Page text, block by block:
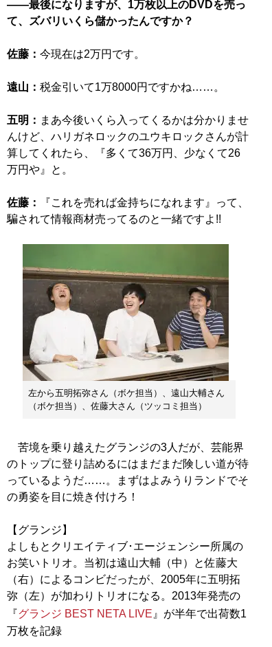
――最後になりますが、1万枚以上のDVDを売っ
て、ズバリいくら儲かったんですか？
佐藤： 今現在は2万円です。
遠山： 税金引いて1万8000円ですかね……。
五明： まあ今後いくら入ってくるかは分かりませ
んけど、ハリガネロックのユウキロックさんが計
算してくれたら、『多くて36万円、少なくて26
万円や』と。
佐藤：
『これを売れば金持ちになれます』って、
騙されて情報商材売ってるのと一緒ですよ!!
左から五明拓弥さん（ボケ担当）、遠山大輔さん
（ボケ担当）、佐藤大さん（ツッコミ担当）
苦境を乗り越えたグランジの3人だが、芸能界
のトップに登り詰めるにはまだまだ険しい道が待
っているようだ……。まずはよみうりランドでそ
の勇姿を目に焼き付けろ！
【グランジ】
よしもとクリエイティブ･エージェンシー所属の
お笑いトリオ。当初は遠山大輔（中）と佐藤大
（右）によるコンビだったが、2005年に五明拓
弥（左）が加わりトリオになる。2013年発売の
『グランジ BEST NETA LIVE 』が半年で出荷数1
万枚を記録